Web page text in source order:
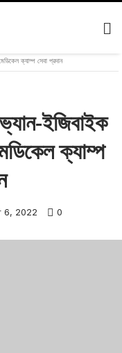
ক্যাম্প সেবা প্রদান
ইজিবাইক
ক্যাম্প
6, 2022 0